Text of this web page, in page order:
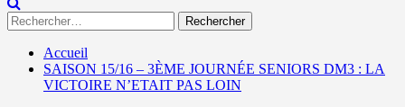
Rechercher :
Accueil
SAISON 15/16 – 3ÈME JOURNÉE SENIORS DM3 : LA
VICTOIRE N’ETAIT PAS LOIN